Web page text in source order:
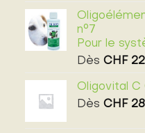
n°7
Pour le
Dès CHF
Oligovital C
Dès CHF